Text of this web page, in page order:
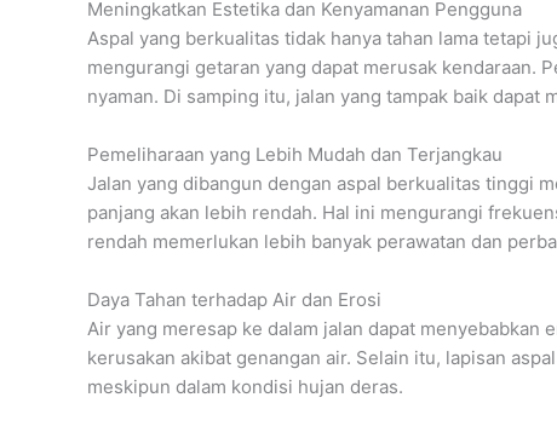
Meningkatkan Estetika dan Kenyamanan Pengguna
Aspal yang berkualitas tidak hanya tahan lama tetapi
mengurangi getaran yang dapat merusak kendaraan.
nyaman. Di samping itu, jalan yang tampak baik dapat
Pemeliharaan yang Lebih Mudah dan Terjangkau
Jalan yang dibangun dengan aspal berkualitas tinggi
panjang akan lebih rendah. Hal ini mengurangi
rendah memerlukan lebih banyak perawatan dan
Daya Tahan terhadap Air dan Erosi
Air yang meresap ke dalam jalan dapat
kerusakan akibat genangan air. Selain itu, lapisan
meskipun dalam kondisi hujan deras.